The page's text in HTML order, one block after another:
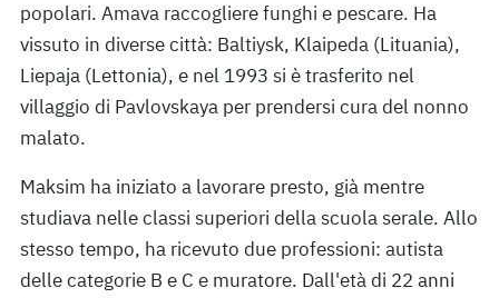
popolari. Amava raccogliere funghi e pescare. Ha
vissuto in diverse città: Baltiysk, Klaipeda (Lituania),
Liepaja (Lettonia), e nel 1993 si è trasferito nel
villaggio di Pavlovskaya per prendersi cura del nonno
malato.
Maksim ha iniziato a lavorare presto, già mentre
studiava nelle classi superiori della scuola serale. Allo
stesso tempo, ha ricevuto due professioni: autista
delle categorie B e C e muratore. Dall'età di 22 anni